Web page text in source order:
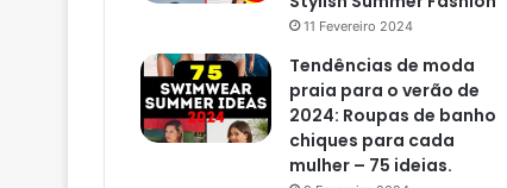
11 Fevereiro 2024
Tendências de moda
praia para o verão de
2024: Roupas de banho
chiques para cada
mulher – 75 ideias.